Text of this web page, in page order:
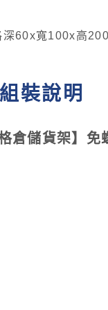
組裝說明
倉儲貨架】免